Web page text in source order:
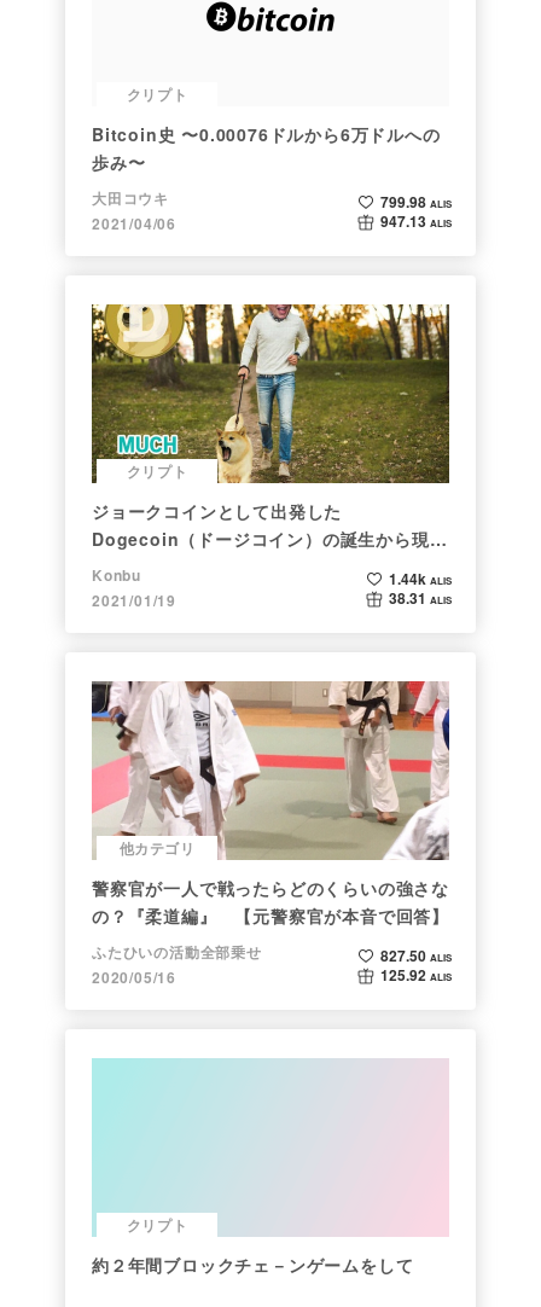
クリプト
Bitcoin史 〜0.00076ドルから6万ドルへの
歩み〜
大田コウキ
2021/04/06
799.98 ALIS
947.13 ALIS
クリプト
ジョークコインとして出発した
Dogecoin（ドージコイン）の誕生から現在
まで。注目される非証券性🐶
Konbu
2021/01/19
1.44k ALIS
38.31 ALIS
他カテゴリ
警察官が一人で戦ったらどのくらいの強さな
の？『柔道編』 【元警察官が本音で回答】
ふたひいの活動全部乗せ
2020/05/16
827.50 ALIS
125.92 ALIS
クリプト
約２年間ブロックチェ－ンゲームをして